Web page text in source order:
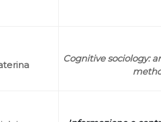
Cognitive sociology: